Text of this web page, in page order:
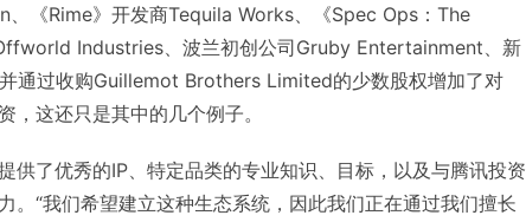
《Rime》开发商Tequila Works、《Spec Ops：The
Industries、波兰初创公司Gruby Entertainment、新
通过收购Guillemot Brothers Limited的少数股权增加了对
，这还只是其中的几个例子。
供了优秀的IP、特定品类的专业知识、目标，以及与腾讯投资
。“我们希望建立这种生态系统，因此我们正在通过我们擅长